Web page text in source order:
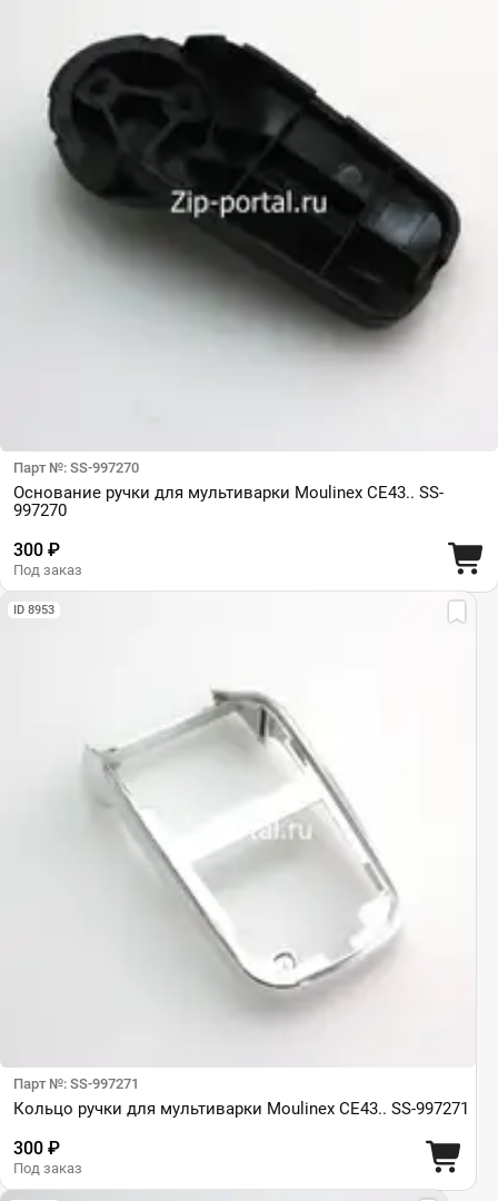
Парт №: SS-997270
Основание ручки для мультиварки Moulinex CE43.. SS-
997270
300 ₽
Под заказ
ID 8953
Парт №: SS-997271
Кольцо ручки для мультиварки Moulinex CE43.. SS-997271
300 ₽
Под заказ